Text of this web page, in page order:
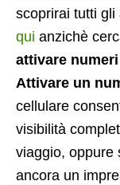
scoprirai tutti
qui anzichè
attivare
Attivare un
cellulare
visibilità
viaggio, oppure
ancora un